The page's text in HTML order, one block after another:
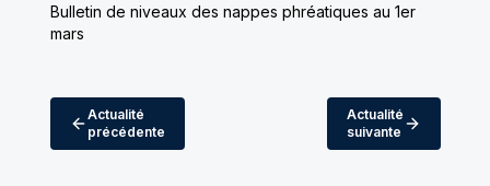
Bulletin de niveaux des nappes phréatiques au 1er
mars
Actualité
précédente
Actualité
suivante